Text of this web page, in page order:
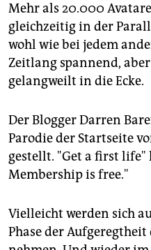
Mehr als 20.000
gleichzeitig in der
wohl wie bei jedem
Zeitlang spannend,
gelangweilt in die Ecke.
Der Blogger Darren
Parodie der Startseite
gestellt. "Get a first life"
Membership is free."
Vielleicht werden sich
Phase der